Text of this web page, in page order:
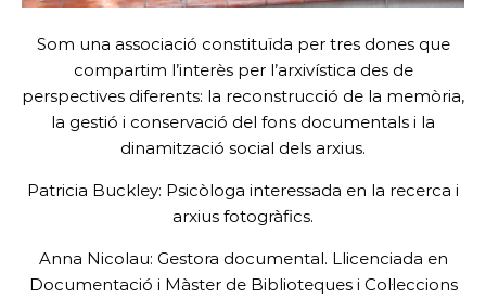
Som una associació constituïda per tres dones que
compartim l’interès per l’arxivística des de
perspectives diferents: la reconstrucció de la memòria,
la gestió i conservació del fons documentals i la
dinamització social dels arxius.
Patricia Buckley: Psicòloga interessada en la recerca i
arxius fotogràfics.
Anna Nicolau: Gestora documental. Llicenciada en
Documentació i Màster de Biblioteques i Col·leccions